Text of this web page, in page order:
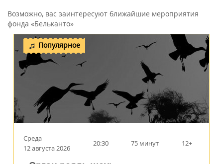
Возможно, вас заинтересуют ближайшие мероприятия
фонда «Бельканто»
Популярное
Среда
12 августа 2026
20:30 75 минут 12+